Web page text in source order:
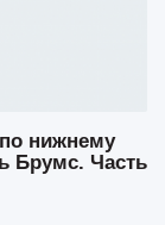
нижнему
Брумс. Часть